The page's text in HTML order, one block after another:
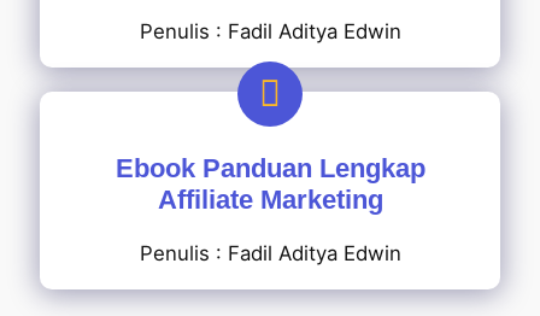
Penulis : Fadil Aditya Edwin
Ebook Panduan Lengkap
Affiliate Marketing
Penulis : Fadil Aditya Edwin